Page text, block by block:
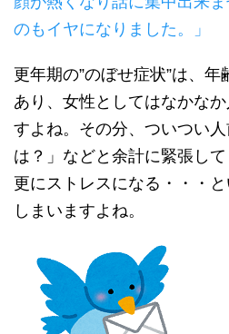
のもイヤになりました。」
更年期の”のぼせ症状”は、
あり、女性としてはなかな
すよね。その分、ついつい
は？」などと余計に緊張し
更にストレスになる・・・
しまいますよね。